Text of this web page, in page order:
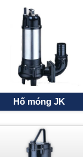
Hố móng JK